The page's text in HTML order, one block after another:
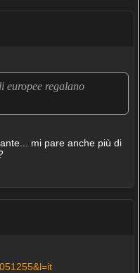
europee regalano
mi pare anche più di